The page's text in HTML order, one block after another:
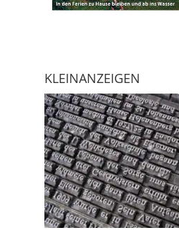
KLEINANZEIGEN